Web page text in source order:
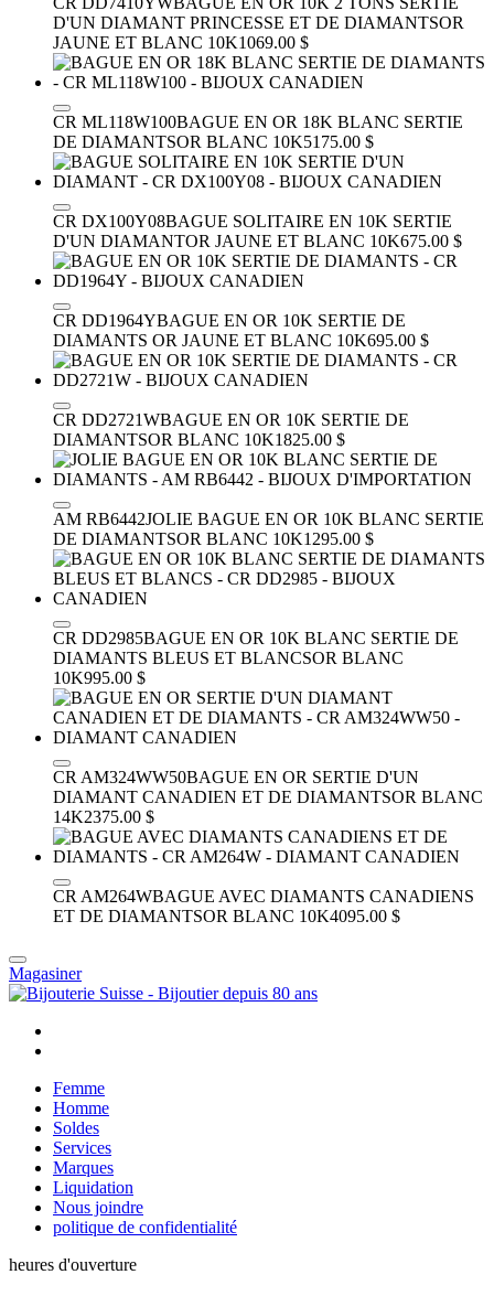
D'UN DIAMANT PRINCESSE ET DE DIAMANTSOR
JAUNE ET BLANC 10K1069.00 $
CR ML118W100BAGUE EN OR 18K BLANC SERTIE
DE DIAMANTSOR BLANC 10K5175.00 $
CR DX100Y08BAGUE SOLITAIRE EN 10K SERTIE
D'UN DIAMANTOR JAUNE ET BLANC 10K675.00 $
CR DD1964YBAGUE EN OR 10K SERTIE DE
DIAMANTS OR JAUNE ET BLANC 10K695.00 $
CR DD2721WBAGUE EN OR 10K SERTIE DE
DIAMANTSOR BLANC 10K1825.00 $
AM RB6442JOLIE BAGUE EN OR 10K BLANC SERTIE
DE DIAMANTSOR BLANC 10K1295.00 $
CR DD2985BAGUE EN OR 10K BLANC SERTIE DE
DIAMANTS BLEUS ET BLANCSOR BLANC
10K995.00 $
CR AM324WW50BAGUE EN OR SERTIE D'UN
DIAMANT CANADIEN ET DE DIAMANTSOR BLANC
14K2375.00 $
CR AM264WBAGUE AVEC DIAMANTS CANADIENS
ET DE DIAMANTSOR BLANC 10K4095.00 $
Magasiner
Femme
Homme
Soldes
Services
Marques
Liquidation
Nous joindre
politique de confidentialité
heures d'ouverture